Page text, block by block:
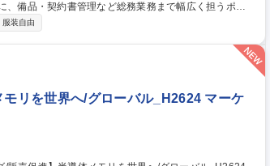
、備品・契約書管理など総務業務まで幅広く担うポジ
管理・更新、郵便物対応、書類ファイリング、オフィ
服装自由
リを世界へ/グローバル_H2624 マーケ